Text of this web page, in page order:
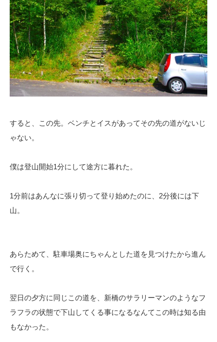
すると、この先。ベンチとイスがあってその先の道がないじ
ゃない。
僕は登山開始1分にして途方に暮れた。
1分前はあんなに張り切って登り始めたのに、2分後には下
山。
あらためて、駐車場奥にちゃんとした道を見つけたから進ん
で行く。
翌日の夕方に同じこの道を、新橋のサラリーマンのようなフ
ラフラの状態で下山してくる事になるなんてこの時は知る由
もなかった。